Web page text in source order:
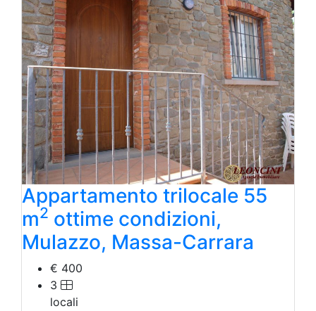
Appartamento trilocale 55
m2 ottime condizioni,
Mulazzo, Massa-Carrara
€ 400
3
locali